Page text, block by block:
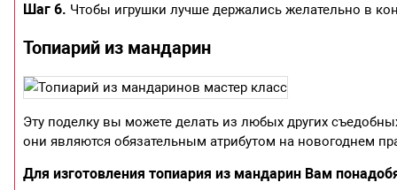
Шаг 6. Чтобы игрушки лучше держались желательно в
Топиарий из мандарин
Эту поделку вы можете делать из любых других
они являются обязательным атрибутом на новогоднем
Для изготовления топиария из мандарин Вам